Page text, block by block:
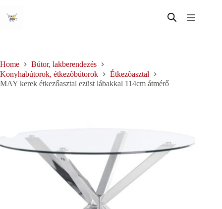
content
Home
Bútor, lakberendezés
Konyhabútorok, étkezõbútorok
Étkezõasztal
MAY kerek étkezőasztal ezüst lábakkal 114cm átmérő